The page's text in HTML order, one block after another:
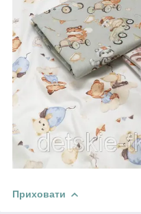
Приховати